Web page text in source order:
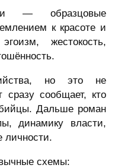
— образцовые
к красоте и
жестокость,
но это не
сразу сообщает, кто
Дальше роман
динамику власти,
личности.
схемы: